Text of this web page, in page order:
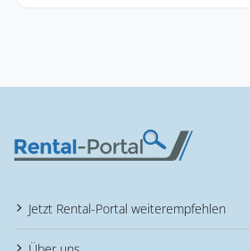
Jetzt Rental-Portal weiterempfehlen